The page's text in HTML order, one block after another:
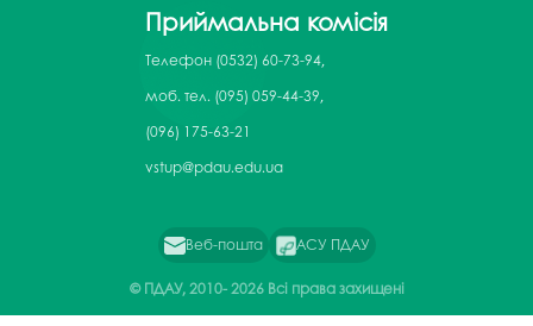
Приймальна комісія
Телефон (0532) 60-73-94,
моб. тел. (095) 059-44-39,
(096) 175-63-21
vstup@pdau.edu.ua
Веб-пошта АСУ ПДАУ
© ПДАУ, 2010-2026 Всі права захищені